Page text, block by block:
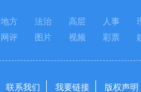
地方 法治 高层 人事
网评 图片 视频 彩票
联系我们 我要链接 版权声明